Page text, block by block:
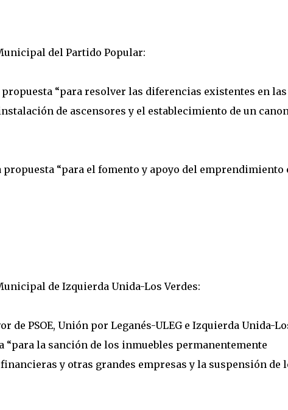
del Partido Popular:
propuesta “para resolver las diferencias existentes en las
de ascensores y el establecimiento de un
propuesta “para el fomento y apoyo del emprendimiento
de Izquierda Unida-Los Verdes:
de PSOE, Unión por Leganés-ULEG e Izquierda Unida-
“para la sanción de los inmuebles permanentemente
y otras grandes empresas y la suspensión de